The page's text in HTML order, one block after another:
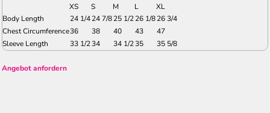
XS
S M L
XL
Body Length
24 1/424 7/825 1/226 1/826 3/4
Chest Circumference36 38 40 43
47
Sleeve Length
33 1/234 34 1/235 35 5/8
Angebot anfordern